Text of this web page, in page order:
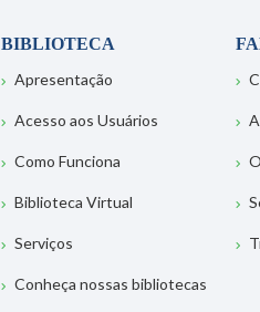
BIBLIOTECA
Apresentação
Acesso aos Usuários
Como Funciona
Biblioteca Virtual
Serviços
Conheça nossas bibliotecas